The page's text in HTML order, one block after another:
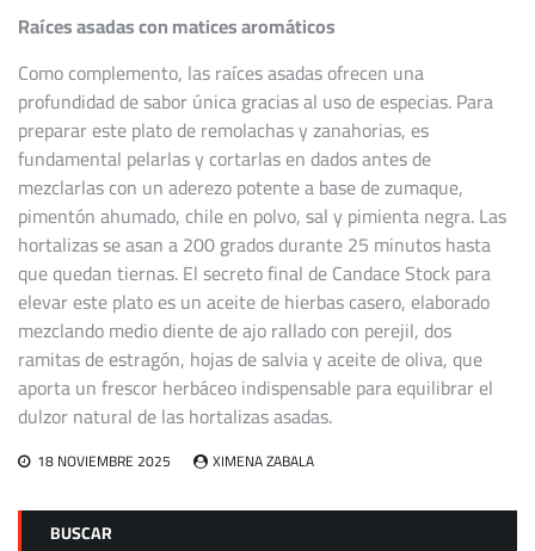
Raíces asadas con matices aromáticos
Como complemento, las raíces asadas ofrecen una
profundidad de sabor única gracias al uso de especias. Para
preparar este plato de remolachas y zanahorias, es
fundamental pelarlas y cortarlas en dados antes de
mezclarlas con un aderezo potente a base de zumaque,
pimentón ahumado, chile en polvo, sal y pimienta negra. Las
hortalizas se asan a 200 grados durante 25 minutos hasta
que quedan tiernas. El secreto final de Candace Stock para
elevar este plato es un aceite de hierbas casero, elaborado
mezclando medio diente de ajo rallado con perejil, dos
ramitas de estragón, hojas de salvia y aceite de oliva, que
aporta un frescor herbáceo indispensable para equilibrar el
dulzor natural de las hortalizas asadas.
18 NOVIEMBRE 2025 XIMENA ZABALA
BUSCAR